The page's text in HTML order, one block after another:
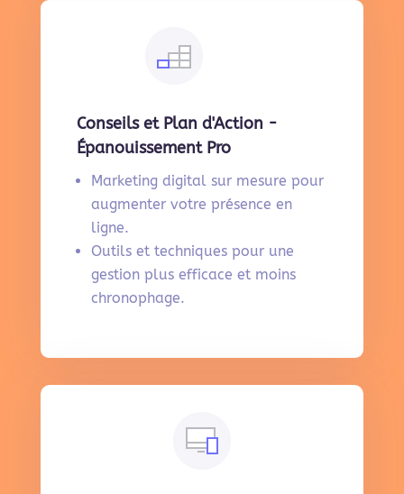
Conseils et Plan d'Action -
Épanouissement Pro
Marketing digital sur mesure pour
augmenter votre présence en
ligne.
Outils et techniques pour une
gestion plus efficace et moins
chronophage.